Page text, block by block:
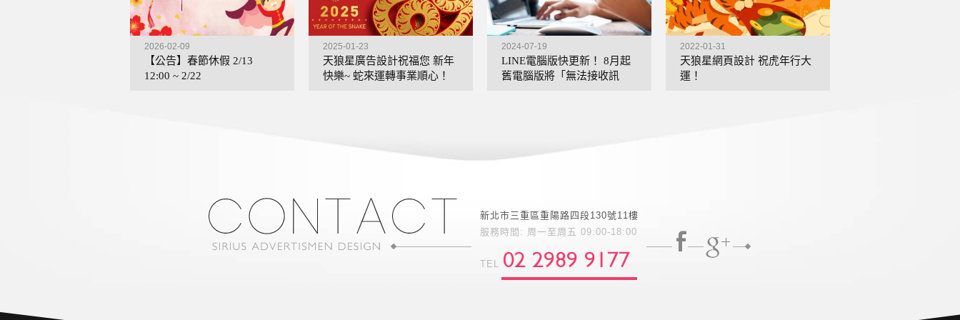
2026-02-09
【公告】春節休假 2/13
12:00 ~ 2/22
2025-01-23
天狼星廣告設計祝福您 新年
快樂~ 蛇來運轉事業順心！
2024-07-19
LINE電腦版快更新！ 8月起
舊電腦版將「無法接收訊
2022-01-31
天狼星網頁設計 祝虎年行大
運！
新北市三重區重陽路四段130號11樓
服務時間: 周一至周五 09:00-18:00
TEL
02 2989 9177